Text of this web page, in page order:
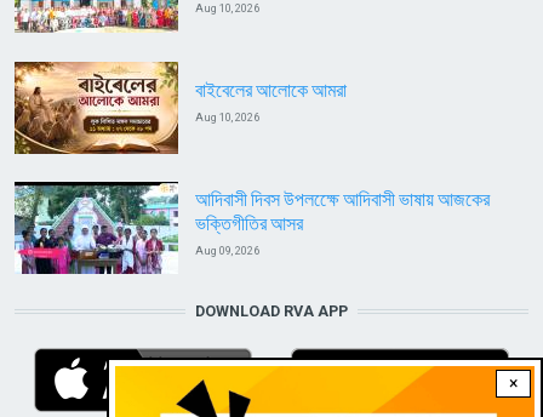
×
Aug 10, 2026
বাইবেলের আলোকে আমরা
Aug 10, 2026
আদিবাসী দিবস উপলক্ষেে আদিবাসী ভাষায় আজকের
ভক্তিগীতির আসর
Aug 09, 2026
DOWNLOAD RVA APP